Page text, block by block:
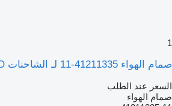
1
صمام الهواء 41211335-11 لـ الشاحنات IVECO
السعر عند الطلب
صمام الهواء